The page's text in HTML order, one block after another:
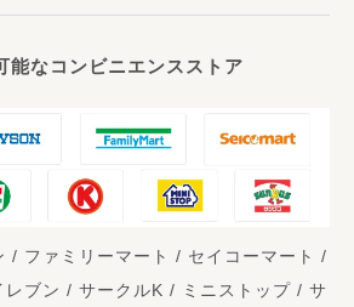
能なコンビニエンスストア
/ ファミリーマート / セイコーマート /
レブン / サークルK / ミニストップ / サ